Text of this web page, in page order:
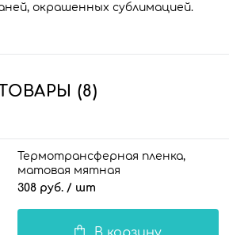
окрашенных сублимацией.
(8)
Термотрансферная пленка,
матовая мятная
308 руб. / шт